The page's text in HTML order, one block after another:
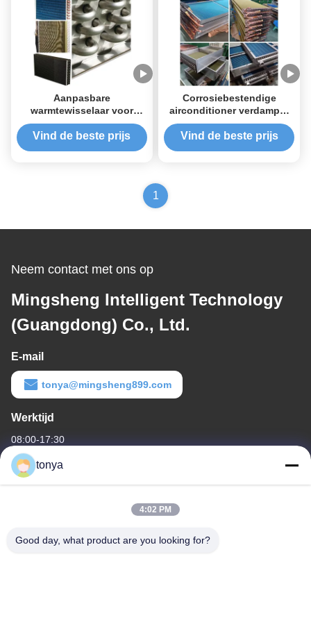
Aanpasbare
warmtewisselaar voor
verschillende industrieën
Vind de beste prijs
Corrosiebestendige
airconditioner verdamper
Weerbestendige
scharnierbuis verdamper
Vind de beste prijs
1
Neem contact met ons op
Mingsheng Intelligent Technology
(Guangdong) Co., Ltd.
E-mail
tonya@mingsheng899.com
Werktijd
08:00-17:30
Ons adres
Eén van Nee.2, Wende Fourth Street, High-tech Industrial
tonya
4:02 PM
Good day, what product are you looking for?